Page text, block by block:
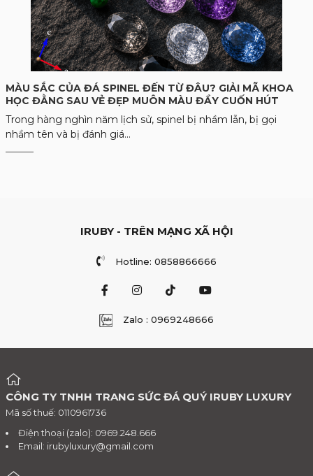
MÀU SẮC CỦA ĐÁ SPINEL ĐẾN TỪ ĐÂU? GIẢI MÃ KHOA
HỌC ĐẰNG SAU VẺ ĐẸP MUÔN MÀU ĐẦY CUỐN HÚT
Trong hàng nghìn năm lịch sử, spinel bị nhầm lẫn, bị gọi
nhầm tên và bị đánh giá...
IRUBY - TRÊN MẠNG XÃ HỘI
Hotline: 0858866666
Zalo : 0969248666
CÔNG TY TNHH TRANG SỨC ĐÁ QUÝ IRUBY LUXURY
Mã số thuế: 0110961736
Điện thoại (zalo): 0969.248.666
Email: irubyluxury@gmail.com